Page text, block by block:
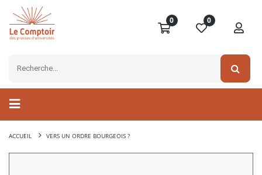
0 0
ACCUEIL VERS UN ORDRE BOURGEOIS ?